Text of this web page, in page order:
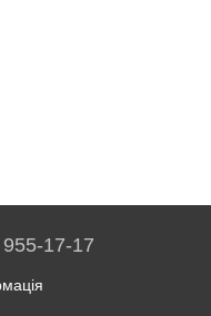
17-17